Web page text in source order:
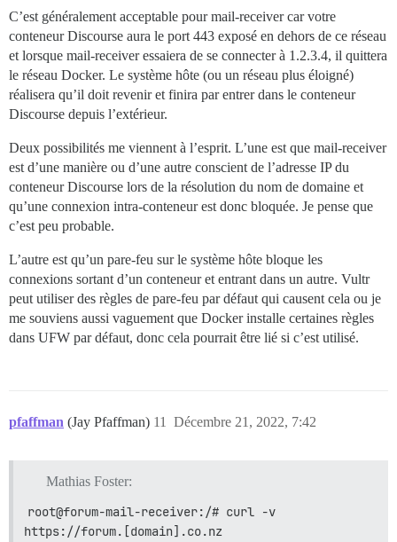
C’est généralement acceptable pour mail-receiver car votre
conteneur Discourse aura le port 443 exposé en dehors de ce réseau
et lorsque mail-receiver essaiera de se connecter à 1.2.3.4, il quittera
le réseau Docker. Le système hôte (ou un réseau plus éloigné)
réalisera qu’il doit revenir et finira par entrer dans le conteneur
Discourse depuis l’extérieur.
Deux possibilités me viennent à l’esprit. L’une est que mail-receiver
est d’une manière ou d’une autre conscient de l’adresse IP du
conteneur Discourse lors de la résolution du nom de domaine et
qu’une connexion intra-conteneur est donc bloquée. Je pense que
c’est peu probable.
L’autre est qu’un pare-feu sur le système hôte bloque les
connexions sortant d’un conteneur et entrant dans un autre. Vultr
peut utiliser des règles de pare-feu par défaut qui causent cela ou je
me souviens aussi vaguement que Docker installe certaines règles
dans UFW par défaut, donc cela pourrait être lié si c’est utilisé.
pfaffman (Jay Pfaffman) Décembre 21, 2022, 7:42
11
Mathias Foster:
root@forum-mail-receiver:/# curl -v
https://forum.[domain].co.nz